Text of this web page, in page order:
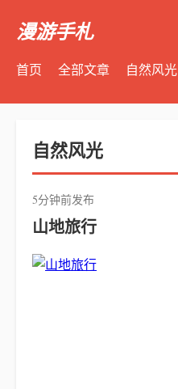
漫游手札
首页 全部文章 自然风光
自然风光
5分钟前发布
山地旅行